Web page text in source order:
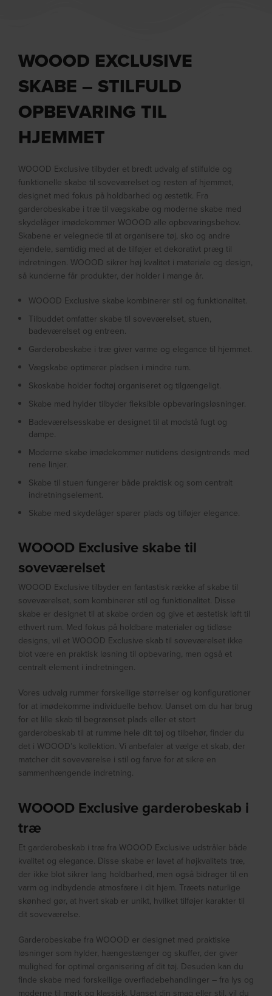
WOOOD EXCLUSIVE
SKABE – STILFULD
OPBEVARING TIL
HJEMMET
WOOOD Exclusive tilbyder et bredt udvalg af stilfulde og
funktionelle skabe til soveværelset og resten af hjemmet,
designet med fokus på holdbarhed og æstetik. Fra
garderobeskabe i træ til vægskabe og moderne skabe med
skydelåger imødekommer WOOOD alle opbevaringsbehov.
Skabene er velegnede til at organisere tøj, sko og andre
ejendele, samtidig med at de tilføjer et dekorativt præg til
indretningen. WOOOD sikrer høj kvalitet i materiale og design,
så kunderne får produkter, der holder i mange år.
WOOOD Exclusive skabe kombinerer stil og funktionalitet.
Tilbuddet omfatter skabe til soveværelset, stuen,
badeværelset og entreen.
Garderobeskabe i træ giver varme og elegance til hjemmet.
Vægskabe optimerer pladsen i mindre rum.
Skoskabe holder fodtøj organiseret og tilgængeligt.
Skabe med hylder tilbyder fleksible opbevaringsløsninger.
Badeværelsesskabe er designet til at modstå fugt og
dampe.
Moderne skabe imødekommer nutidens designtrends med
rene linjer.
Skabe til stuen fungerer både praktisk og som centralt
indretningselement.
Skabe med skydelåger sparer plads og tilføjer elegance.
WOOOD Exclusive skabe til
soveværelset
WOOOD Exclusive tilbyder en fantastisk række af skabe til
soveværelset, som kombinerer stil og funktionalitet. Disse
skabe er designet til at skabe orden og give et æstetisk løft til
ethvert rum. Med fokus på holdbare materialer og tidløse
designs, vil et WOOOD Exclusive skab til soveværelset ikke
blot være en praktisk løsning til opbevaring, men også et
centralt element i indretningen.
Vores udvalg rummer forskellige størrelser og konfigurationer
for at imødekomme individuelle behov. Uanset om du har brug
for et lille skab til begrænset plads eller et stort
garderobeskab til at rumme hele dit tøj og tilbehør, finder du
det i WOOOD’s kollektion. Vi anbefaler at vælge et skab, der
matcher dit soveværelse i stil og farve for at sikre en
sammenhængende indretning.
WOOOD Exclusive garderobeskab i
træ
Et garderobeskab i træ fra WOOOD Exclusive udstråler både
kvalitet og elegance. Disse skabe er lavet af højkvalitets træ,
der ikke blot sikrer lang holdbarhed, men også bidrager til en
varm og indbydende atmosfære i dit hjem. Træets naturlige
skønhed gør, at hvert skab er unikt, hvilket tilføjer karakter til
dit soveværelse.
Garderobeskabe fra WOOOD er designet med praktiske
løsninger som hylder, hængestænger og skuffer, der giver
mulighed for optimal organisering af dit tøj. Desuden kan du
finde skabe med forskellige overfladebehandlinger – fra lys og
moderne til mørk og klassisk. Uanset din smag eller stil, vil du